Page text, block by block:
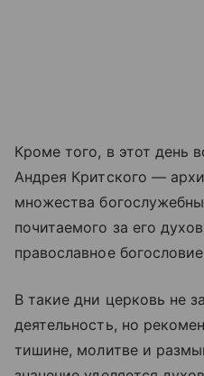
Кроме того, в этот день
Андрея Критского —
множества
почитаемого за его
православное
В такие дни церковь не
деятельность, но
тишине, молитве и